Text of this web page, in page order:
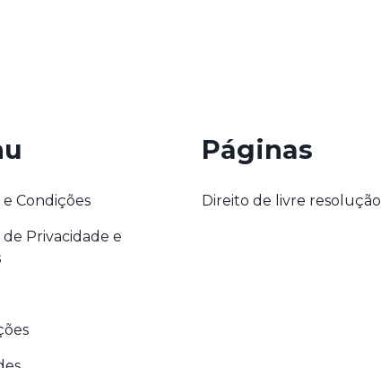
e Condições
Privacidade e
Páginas
Direito de livre resolução